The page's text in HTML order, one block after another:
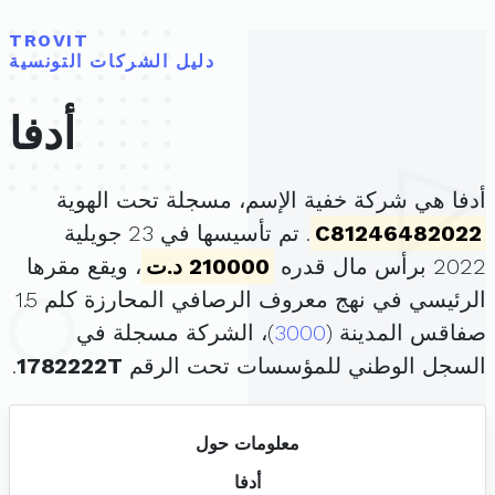
TROVIT
دليل الشركات التونسية
أدفا
أدفا هي شركة خفية الإسم، مسجلة تحت الهوية
C81246482022
. تم تأسيسها في 23 جويلية
2022 برأس مال قدره
210000 د.ت
، ويقع مقرها
الرئيسي في نهج معروف الرصافي المحارزة كلم 1.5
صفاقس المدينة (3000)، الشركة مسجلة في
السجل الوطني للمؤسسات تحت الرقم 1782222T
.
معلومات حول
أدفا